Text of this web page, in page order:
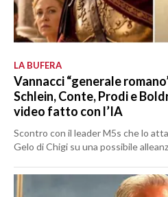
LA BUFERA
Vannacci “generale
Schlein, Conte, Prodi e
video fatto con l’IA
Scontro con il leader M5s che lo
Gelo di Chigi su una possibile